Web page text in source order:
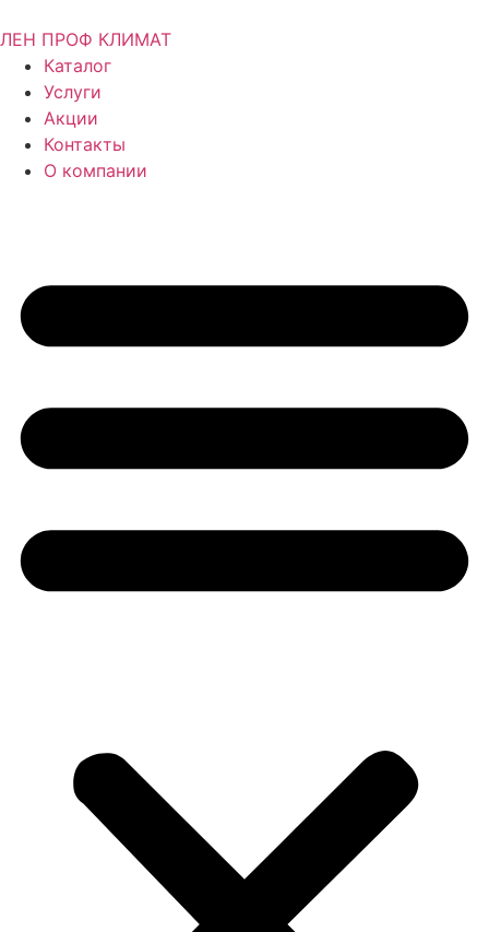
ЛЕН ПРОФ КЛИМАТ
Каталог
Услуги
Акции
Контакты
О компании